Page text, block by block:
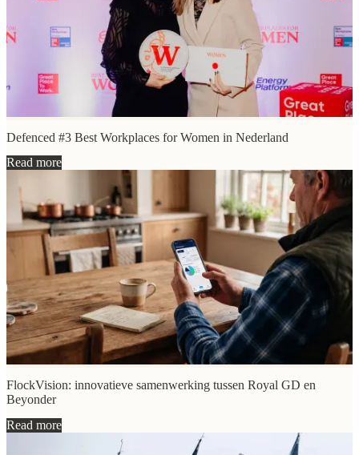
Defenced #3 Best Workplaces for Women in Nederland
Read more
FlockVision: innovatieve samenwerking tussen Royal GD en
Beyonder
Read more